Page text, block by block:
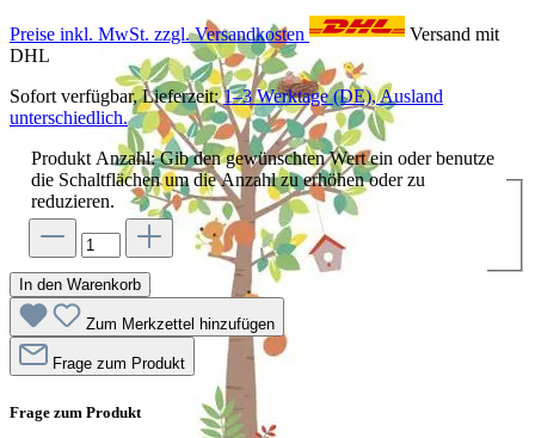
Preise inkl. MwSt. zzgl. Versandkosten
Versand mit
DHL
Sofort verfügbar, Lieferzeit:1–3 Werktage (DE), Ausland
unterschiedlich.
Produkt Anzahl: Gib den gewünschten Wert ein oder benutze
die Schaltflächen um die Anzahl zu erhöhen oder zu
reduzieren.
In den Warenkorb
Zum Merkzettel hinzufügen
Frage zum Produkt
Frage zum Produkt